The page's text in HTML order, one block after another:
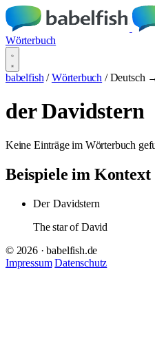
Wörterbuch
babelfish / Wörterbuch / Deutsch
der Davidstern
Keine Einträge im Wörterbuch
Beispiele im Kontext
Der Davidstern
The star of David
© 2026 · babelfish.de
Impressum Datenschutz